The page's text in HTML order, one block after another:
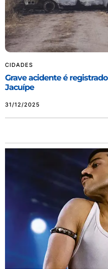
CIDADES
Grave acidente é
Jacuípe
31/12/2025